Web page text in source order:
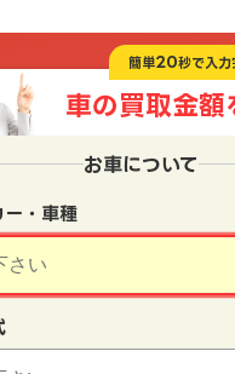
簡単20秒で入力
車の買取金額
お車について
ー・車種